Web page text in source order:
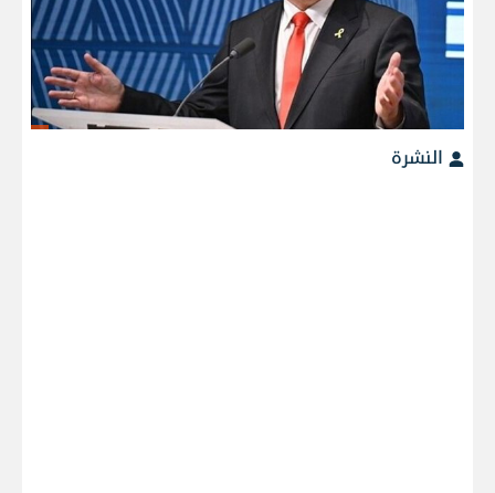
النشرة